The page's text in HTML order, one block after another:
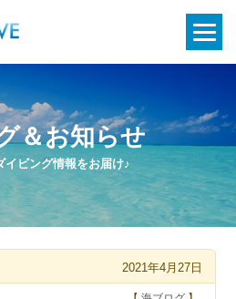
イビング情報をお届け♪
＆お知らせ
2021年4月27日